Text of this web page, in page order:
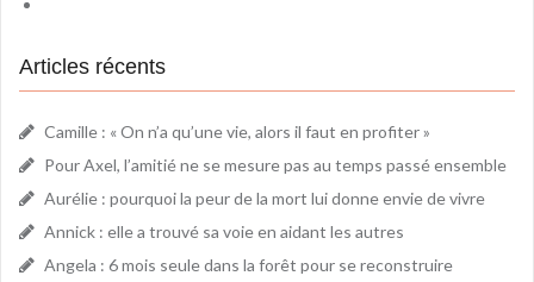
Articles récents
Camille : « On n’a qu’une vie, alors il faut en profiter »
Pour Axel, l’amitié ne se mesure pas au temps passé ensemble
Aurélie : pourquoi la peur de la mort lui donne envie de vivre
Annick : elle a trouvé sa voie en aidant les autres
Angela : 6 mois seule dans la forêt pour se reconstruire